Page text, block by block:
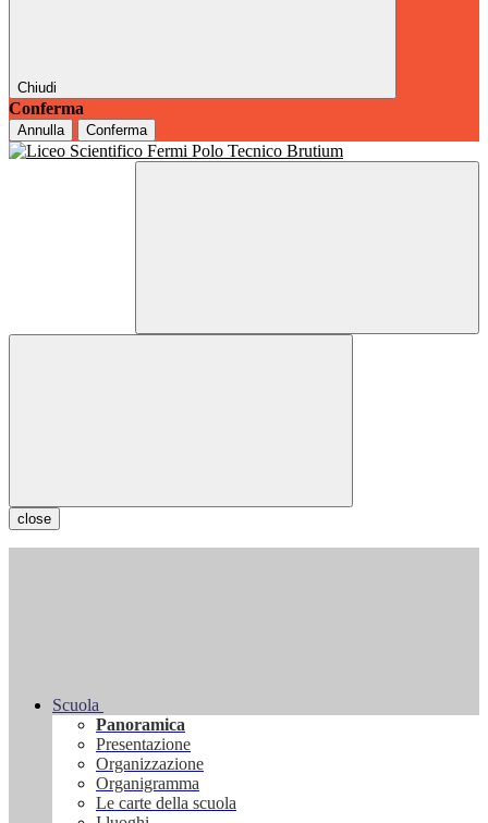
Chiudi
Conferma
Annulla Conferma
close
Scuola
Panoramica
Presentazione
Organizzazione
Organigramma
Le carte della scuola